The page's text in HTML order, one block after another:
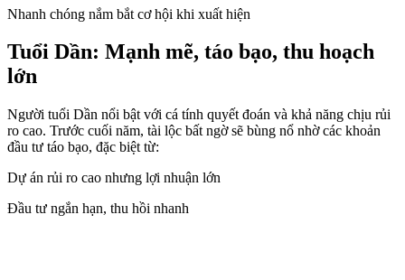
Nhanh chóng nắm bắt cơ hội khi xuất hiện
Tuổi Dần: Mạnh mẽ, táo bạo, thu hoạch
lớn
Người tuổi Dần nổi bật với cá tính quyết đoán và khả năng chịu rủi
ro cao. Trước cuối năm, tài lộc bất ngờ sẽ bùng nổ nhờ các khoản
đầu tư táo bạo, đặc biệt từ:
Dự án rủi ro cao nhưng lợi nhuận lớn
Đầu tư ngắn hạn, thu hồi nhanh